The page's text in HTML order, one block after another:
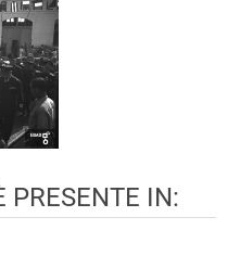
PRESENTE IN: